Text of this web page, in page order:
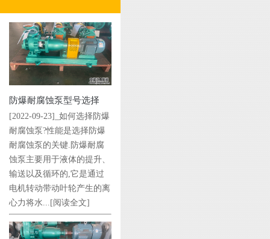
防爆耐腐蚀泵型号选择
[2022-09-23]_如何选择防爆
耐腐蚀泵?性能是选择防爆
耐腐蚀泵的关键.防爆耐腐
蚀泵主要用于液体的提升、
输送以及循环的,它是通过
电机转动带动叶轮产生的离
心力将水...
[阅读全文]